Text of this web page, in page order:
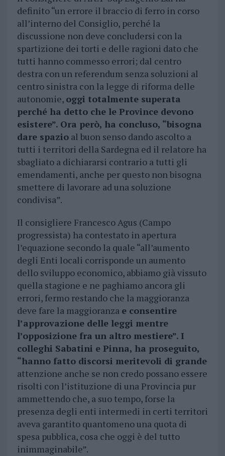
definito “un errore il braccio di ferro in corso
all’interno del Consiglio, perché la
discussione non deve concludersi con la
spartizione dei torti e delle ragioni dato che
tutti hanno commesso errori; dal centro
destra con un referendum senza soluzioni al
centro sinistra con la legge di riforma delle
autonomie, oggi totalmente superata
perché ha detto che le Province devono
esistere”. Ora però, ha concluso, “bisogna
dare spazioal buon senso dando ascolto a
tutti i territori della Sardegna ed il relatore ha
sbagliato a dichiararsi contrario a tutti gli
emendamenti, anche per questo non bisogna
smettere di lavorare ad una soluzione
condivisa”.
Il consigliere Francesco Agus (Campo
progressista) ha contestato in apertura
l’equazione secondo la quale “all’aumento
degli Enti locali corrisponde un aumento
dello sviluppo economico, abbiamo già vissuto
quella stagione e ne paghiamo ancora gli
errori, fermo restando che la maggioranza
deve fare la maggioranza e consentire
l’approvazione delle leggi mentre
l’opposizione fra un altro mestiere”. I
colleghi Sabatini e Pinna, ha proseguito,
“hanno fatto discorsi meritevoli di grande
attenzione anche se non credo possano essere
risolti con l’istituzione di una Provincia pur
ammettendo che, a suo tempo, forse la
presenza degli enti intermedi in certi territori
aveva garantito quantomeno una quota di
spesa pubblica, cosa che oggi è del tutto
inimmaginabile”.